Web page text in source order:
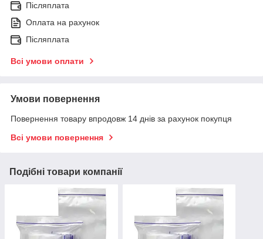
Післяплата
Оплата на рахунок
Післяплата
Всі умови оплати
Умови повернення
Повернення товару впродовж 14 днів за рахунок покупця
Всі умови повернення
Подібні товари компанії